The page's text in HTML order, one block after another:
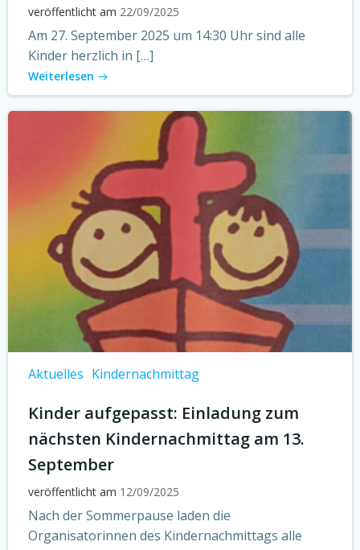
veröffentlicht am 22/09/2025
Am 27. September 2025 um 14:30 Uhr sind alle
Kinder herzlich in […]
Weiterlesen
Aktuelles Kindernachmittag
Kinder aufgepasst: Einladung zum
nächsten Kindernachmittag am 13.
September
veröffentlicht am 12/09/2025
Nach der Sommerpause laden die
Organisatorinnen des Kindernachmittags alle